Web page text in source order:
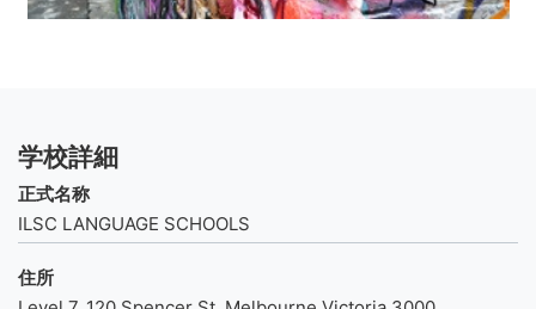
学校詳細
正式名称
ILSC LANGUAGE SCHOOLS
住所